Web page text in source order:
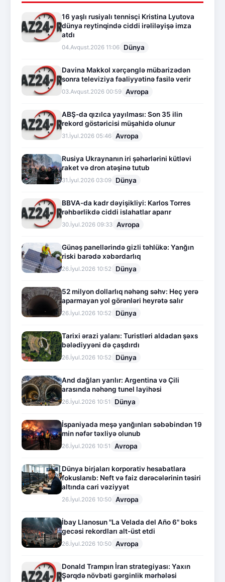
16 yaşlı rusiyalı tennisçi Kristina Lyutova
dünya reytinqində ciddi irəliləyişə imza
atdı
04.Avqust.2026 11:06 Dünya
Davina Makkol xərçənglə mübarizədən
sonra televiziya fəaliyyətinə fasilə verir
03.Avqust.2026 00:59 Avropa
ABŞ-da qızılca yayılması: Son 35 ilin
rekord göstəricisi müşahidə olunur
31.İyul.2026 05:46 Avropa
Rusiya Ukraynanın iri şəhərlərini kütləvi
raket və dron atəşinə tutub
31.İyul.2026 03:09 Dünya
BBVA-da kadr dəyişikliyi: Karlos Torres
rəhbərlikdə ciddi islahatlar aparır
30.İyul.2026 09:33 Avropa
Günəş panellərində gizli təhlükə: Yanğın
riski barədə xəbərdarlıq
26.İyul.2026 10:52 Dünya
52 milyon dollarlıq nəhəng səhv: Heç yerə
aparmayan yol görənləri heyrətə salır
26.İyul.2026 10:52 Dünya
Tarixi ərazi yalanı: Turistləri aldadan şəxs
bələdiyyəni də çaşdırdı
26.İyul.2026 10:52 Dünya
And dağları yarılır: Argentina və Çili
arasında nəhəng tunel layihəsi
26.İyul.2026 10:51 Dünya
İspaniyada meşə yanğınları səbəbindən 19
min nəfər təxliyə olunub
26.İyul.2026 10:51 Avropa
Dünya birjaları korporativ hesabatlara
fokuslanıb: Neft və faiz dərəcələrinin təsiri
altında cari vəziyyət
26.İyul.2026 10:50 Avropa
İbay Llanosun "La Velada del Año 6" boks
gecəsi rekordları alt-üst etdi
26.İyul.2026 10:50 Avropa
Donald Trampın İran strategiyası: Yaxın
Şərqdə növbəti gərginlik mərhələsi